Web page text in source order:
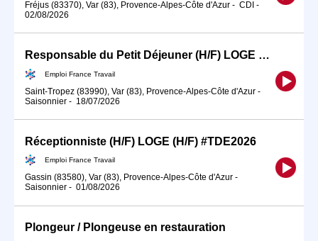
Fréjus (83370), Var (83), Provence-Alpes-Côte d'Azur - CDI -
02/08/2026
Responsable du Petit Déjeuner (H/F) LOGE #TDE2026
Emploi France Travail
Saint-Tropez (83990), Var (83), Provence-Alpes-Côte d'Azur -
Saisonnier - 18/07/2026
Réceptionniste (H/F) LOGE (H/F) #TDE2026
Emploi France Travail
Gassin (83580), Var (83), Provence-Alpes-Côte d'Azur -
Saisonnier - 01/08/2026
Plongeur / Plongeuse en restauration